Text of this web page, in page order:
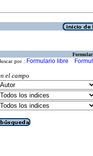
por : Formulario libre
el campo